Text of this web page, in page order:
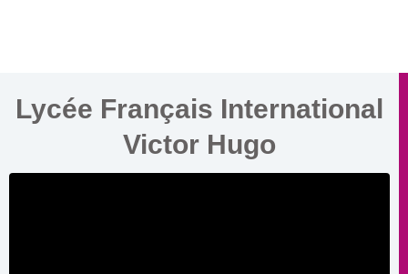
Lycée Français International
Victor Hugo